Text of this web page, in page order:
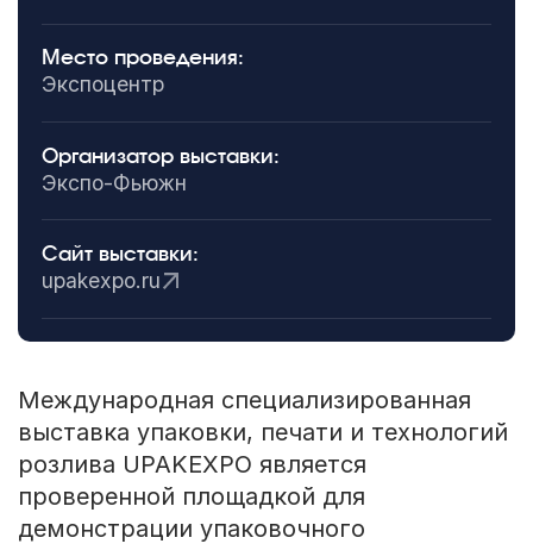
Место проведения:
Экспоцентр
Организатор выставки:
Экспо-Фьюжн
Сайт выставки:
upakexpo.ru
Международная специализированная
выставка упаковки, печати и технологий
розлива UPAKEXPO является
проверенной площадкой для
демонстрации упаковочного